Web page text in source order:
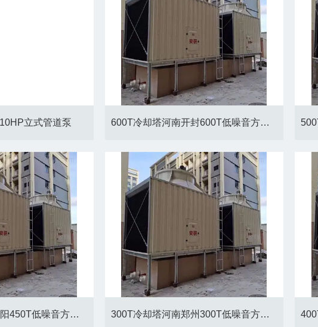
立式管道泵 600T冷却塔河南开封600T低噪音方形冷却塔厂家
450T冷却塔河南信阳450T低噪音方形冷却塔厂家 300T冷却塔河南郑州300T低噪音方形冷却塔厂家